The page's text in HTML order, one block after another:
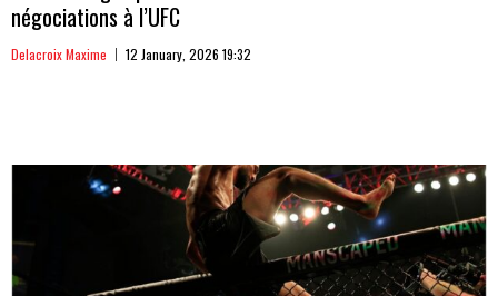
négociations à l’UFC
Delacroix Maxime 12 January, 2026 19:32